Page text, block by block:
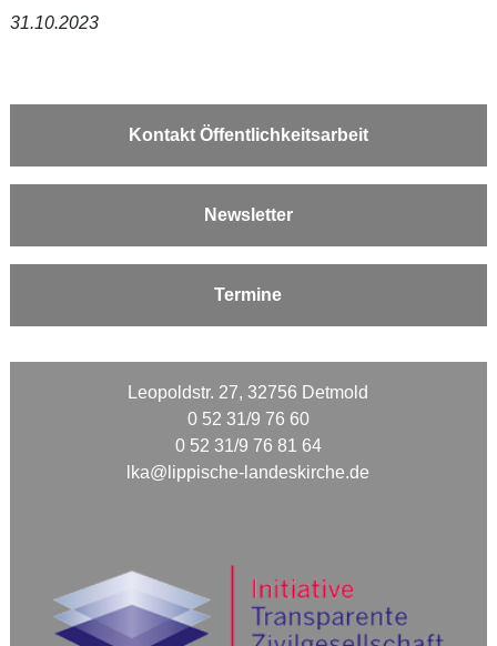
31.10.2023
Kontakt Öffentlichkeitsarbeit
Newsletter
Termine
Leopoldstr. 27, 32756 Detmold
0 52 31/9 76 60
0 52 31/9 76 81 64
lka@lippische-landeskirche.de